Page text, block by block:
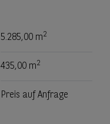
5.285,00 m2
435,00 m2
Preis auf Anfrage